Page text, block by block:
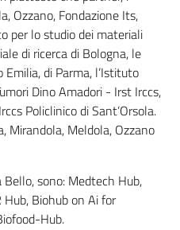
Ozzano, Fondazione Its,
per lo studio dei materiali
di ricerca di Bologna, le
di Parma, l’Istituto
Dino Amadori - Irst Irccs,
Policlinico di Sant’Orsola.
Mirandola, Meldola, Ozzano
sono: Medtech Hub,
Biohub on Ai for
Hub.